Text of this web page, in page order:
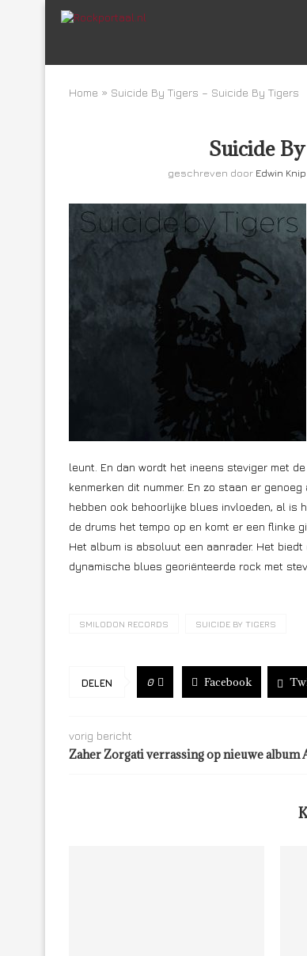
Home » Suicide By Tigers – Suicide By Tigers
Suicide
geschreven door Edwin Knip
leunt. En dan wordt het ineens steviger met
kenmerken dit nummer. En zo staan er
hebben ook behoorlijke blues invloeden, al is
de drums het tempo op en komt er een flinke
Het album is absoluut een aanrader. Het
dynamische blues georiënteerde rock met
SMILODON RECORDS SUICIDE BY TIGERS
DELEN 0 Facebook
vorig bericht
Zaher Zorgati verrassing op nieuwe album